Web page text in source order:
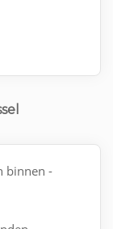
binnen -